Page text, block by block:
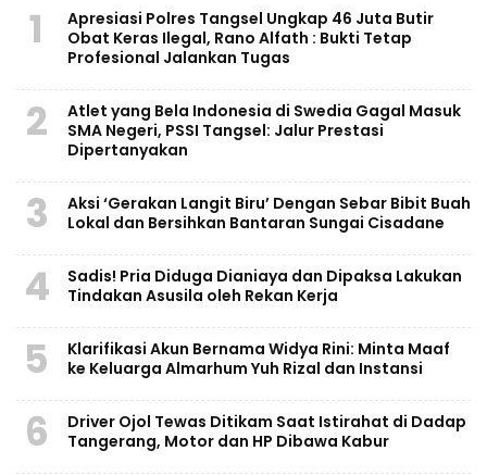
1
Apresiasi Polres Tangsel Ungkap 46 Juta Butir
Obat Keras Ilegal, Rano Alfath : Bukti Tetap
Profesional Jalankan Tugas
2
Atlet yang Bela Indonesia di Swedia Gagal Masuk
SMA Negeri, PSSI Tangsel: Jalur Prestasi
Dipertanyakan
3
Aksi ‘Gerakan Langit Biru’ Dengan Sebar Bibit Buah
Lokal dan Bersihkan Bantaran Sungai Cisadane
4
Sadis! Pria Diduga Dianiaya dan Dipaksa Lakukan
Tindakan Asusila oleh Rekan Kerja
5
Klarifikasi Akun Bernama Widya Rini: Minta Maaf
ke Keluarga Almarhum Yuh Rizal dan Instansi
6
Driver Ojol Tewas Ditikam Saat Istirahat di Dadap
Tangerang, Motor dan HP Dibawa Kabur